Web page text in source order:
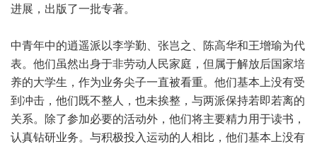
进展，出版了一批专著。
中青年中的逍遥派以李学勤、张岂之、陈高华和王增瑜为代
表。他们虽然出身于非劳动人民家庭，但属于解放后国家培
养的大学生，作为业务尖子一直被看重。他们基本上没有受
到冲击，他们既不整人，也未挨整，与两派保持若即若离的
关系。除了参加必要的活动外，他们将主要精力用于读书，
认真钻研业务。与积极投入运动的人相比，他们基本上没有